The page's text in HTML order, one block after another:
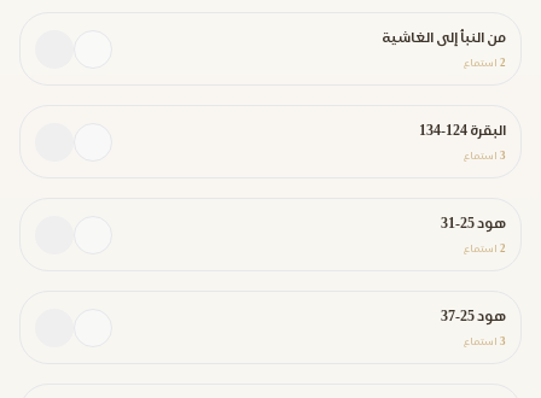
من النبأ إلى الغاشية
2 استماع
البقرة 124-134
3 استماع
هود 25-31
2 استماع
هود 25-37
3 استماع